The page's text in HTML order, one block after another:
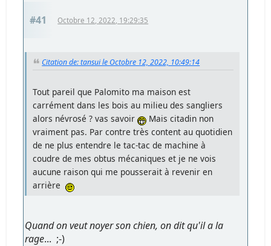
#41 Octobre 12, 2022, 19:29:35
Citation de: tansui le Octobre 12, 2022, 10:49:14
Tout pareil que Palomito ma maison est
carrément dans les bois au milieu des sangliers
alors névrosé ? vas savoir
Mais citadin non
vraiment pas. Par contre très content au quotidien
de ne plus entendre le tac-tac de machine à
coudre de mes obtus mécaniques et je ne vois
aucune raison qui me pousserait à revenir en
arrière
Quand on veut noyer son chien, on dit qu'il a la
rage... ;-)